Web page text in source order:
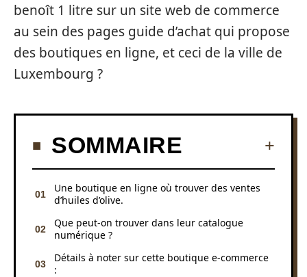
benoît 1 litre sur un site web de commerce
au sein des pages guide d’achat qui propose
des boutiques en ligne, et ceci de la ville de
Luxembourg ?
SOMMAIRE
Une boutique en ligne où trouver des ventes
d’huiles d’olive.
Que peut-on trouver dans leur catalogue
numérique ?
Détails à noter sur cette boutique e-commerce
: